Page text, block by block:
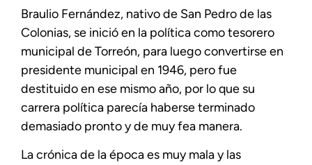
Braulio Fernández, nativo de San Pedro de las
Colonias, se inició en la política como tesorero
municipal de Torreón, para luego convertirse en
presidente municipal en 1946, pero fue
destituido en ese mismo año, por lo que su
carrera política parecía haberse terminado
demasiado pronto y de muy fea manera.
La crónica de la época es muy mala y las